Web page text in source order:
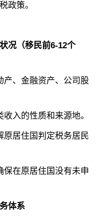
策。
（移民前6-12个
、金融资产、公司股
入的性质和来源地。
原居住国判定税务居民
保在原居住国没有未申
体系